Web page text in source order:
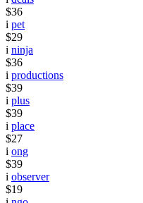
$36
i pet
$29
i ninja
$36
i productions
$39
i plus
$39
i place
$27
i ong
$39
i observer
$19